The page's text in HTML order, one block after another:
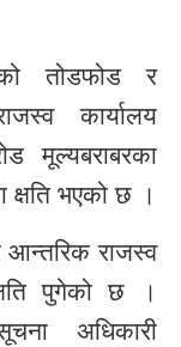
तोडफोड र
कार्यालय
मूल्यबराबरका
क्षति भएको छ ।
राजस्व
पुगेको छ ।
अधिकारी